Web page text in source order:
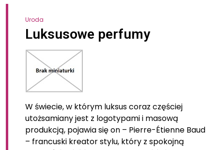
Uroda
Luksusowe perfumy
W świecie, w którym luksus coraz częściej
utożsamiany jest z logotypami i masową
produkcją, pojawia się on – Pierre-Étienne Baud
– francuski kreator stylu, który z spokojną